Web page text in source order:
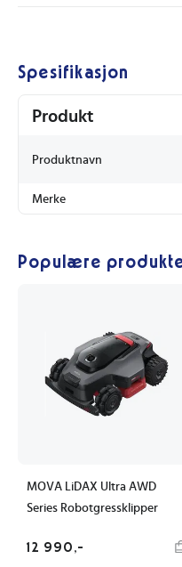
Spesifikasjon
Produkt
Produktnavn
Merke
Populære
MOVA LiDAX Ultra AWD
Series Robotgressklipper
12 990,-